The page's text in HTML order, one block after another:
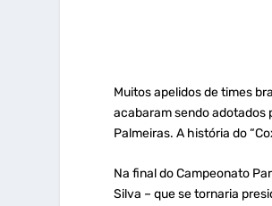
Muitos apelidos de times
acabaram sendo adotados
Palmeiras. A história do
Na final do Campeonato
Silva – que se tornaria